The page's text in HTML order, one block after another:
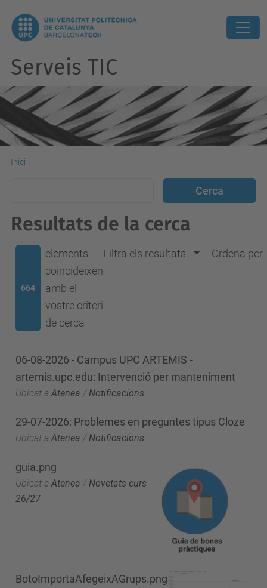
Serveis TIC
Inici
Resultats de la cerca
664
elements
coincideixen
amb el
vostre criteri
de cerca
Filtra els resultats. Ordena per
06-08-2026 - Campus UPC ARTEMIS -
artemis.upc.edu: Intervenció per manteniment
Ubicat a Atenea / Notificacions
29-07-2026: Problemes en preguntes tipus Cloze
Ubicat a Atenea /Notificacions
guia.png
Ubicat a Atenea / Novetats curs
26/27
BotoImportaAfegeixAGrups.png